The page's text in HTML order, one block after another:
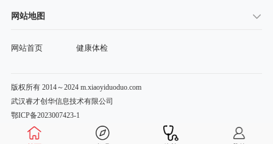
网站地图
网站首页 健康体检
版权所有 2014～2024 m.xiaoyiduoduo.com
武汉睿才创华信息技术有限公司
鄂ICP备2023007423-1